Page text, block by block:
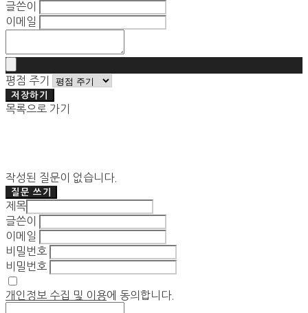
글쓴이
이메일
평점 주기
저장하기
목록으로 가기
작성된 질문이 없습니다.
질문 쓰기
제목
글쓴이
이메일
비밀번호
비밀번호
개인정보 수집 및 이용에 동의합니다.